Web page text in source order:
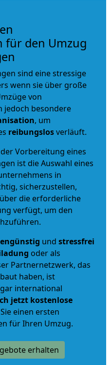
für den Umzug
sind eine stressige
wenn sie über große
von
jedoch besondere
, um
reibungslosverläuft.
Vorbereitung eines
ist die Auswahl eines
in
sicherzustellen,
die erforderliche
verfügt, um den
und stressfrei
oder als
Partnernetzwerk, das
haben, ist
international
jetzt kostenlose
einen ersten
für Ihren Umzug.
erhalten